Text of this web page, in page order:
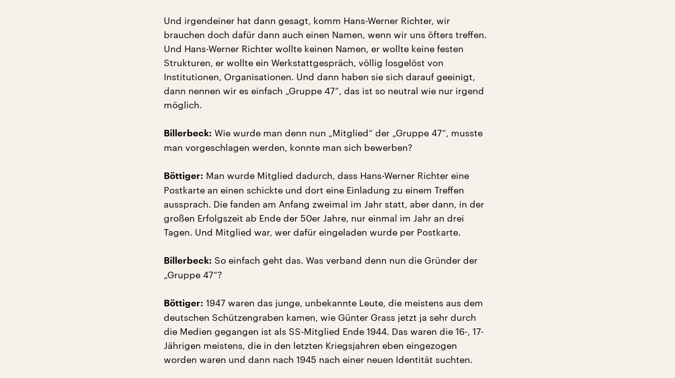
Und irgendeiner hat dann gesagt, komm Hans-Werner Richter, wir
brauchen doch dafür dann auch einen Namen, wenn wir uns öfters treffen.
Und Hans-Werner Richter wollte keinen Namen, er wollte keine festen
Strukturen, er wollte ein Werkstattgespräch, völlig losgelöst von
Institutionen, Organisationen. Und dann haben sie sich darauf geeinigt,
dann nennen wir es einfach „Gruppe 47“, das ist so neutral wie nur irgend
möglich.
Billerbeck: Wie wurde man denn nun „Mitglied“ der „Gruppe 47“, musste
man vorgeschlagen werden, konnte man sich bewerben?
Böttiger: Man wurde Mitglied dadurch, dass Hans-Werner Richter eine
Postkarte an einen schickte und dort eine Einladung zu einem Treffen
aussprach. Die fanden am Anfang zweimal im Jahr statt, aber dann, in der
großen Erfolgszeit ab Ende der 50er Jahre, nur einmal im Jahr an drei
Tagen. Und Mitglied war, wer dafür eingeladen wurde per Postkarte.
Billerbeck: So einfach geht das. Was verband denn nun die Gründer der
„Gruppe 47“?
Böttiger: 1947 waren das junge, unbekannte Leute, die meistens aus dem
deutschen Schützengraben kamen, wie Günter Grass jetzt ja sehr durch
die Medien gegangen ist als SS-Mitglied Ende 1944. Das waren die 16-, 17-
Jährigen meistens, die in den letzten Kriegsjahren eben eingezogen
worden waren und dann nach 1945 nach einer neuen Identität suchten.